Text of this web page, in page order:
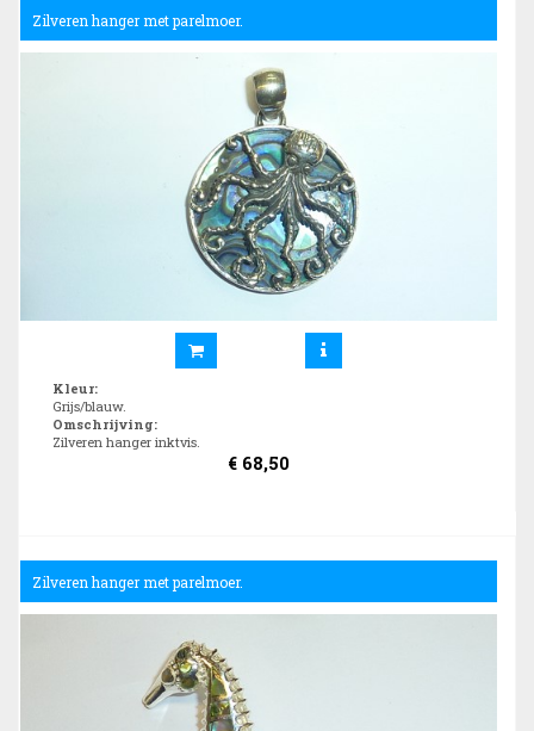
Zilveren hanger met parelmoer.
Kleur:
Grijs/blauw.
Omschrijving:
Zilveren hanger inktvis.
€ 68,50
Zilveren hanger met parelmoer.